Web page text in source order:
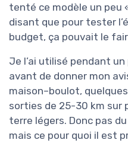
tenté ce modèle un peu
disant que pour tester
budget, ça pouvait le
Je l’ai utilisé pendant
avant de donner mon
maison–boulot,
sorties de 25-30 km sur
terre légers. Donc pas
mais ce pour quoi il est